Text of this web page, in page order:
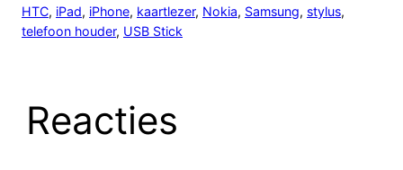
HTC, iPad, iPhone, kaartlezer, Nokia, Samsung, stylus
telefoon houder, USB Stick
Reacties